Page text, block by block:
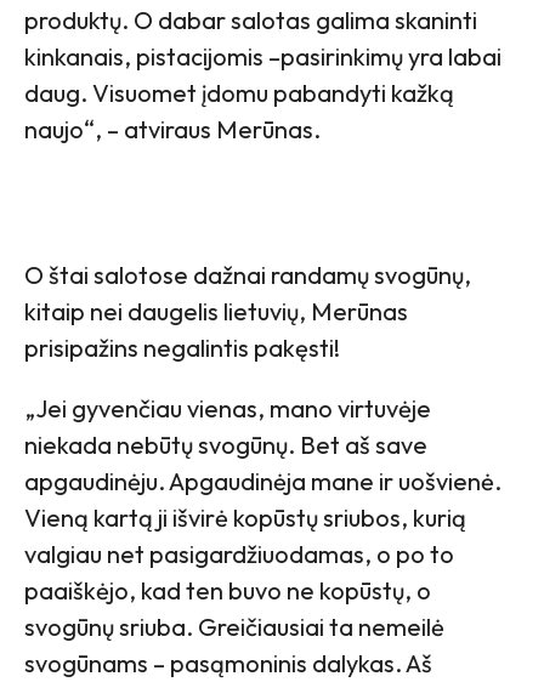
produktų. O dabar salotas galima skaninti
kinkanais, pistacijomis –pasirinkimų yra labai
daug. Visuomet įdomu pabandyti kažką
naujo“, – atviraus Merūnas.
O štai salotose dažnai randamų svogūnų,
kitaip nei daugelis lietuvių, Merūnas
prisipažins negalintis pakęsti!
„Jei gyvenčiau vienas, mano virtuvėje
niekada nebūtų svogūnų. Bet aš save
apgaudinėju. Apgaudinėja mane ir uošvienė.
Vieną kartą ji išvirė kopūstų sriubos, kurią
valgiau net pasigardžiuodamas, o po to
paaiškėjo, kad ten buvo ne kopūstų, o
svogūnų sriuba. Greičiausiai ta nemeilė
svogūnams – pasąmoninis dalykas. Aš